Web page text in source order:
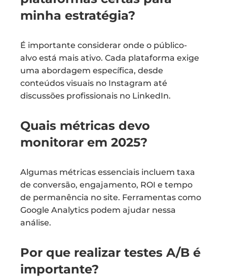
minha estratégia?
É importante considerar onde o público-
alvo está mais ativo. Cada plataforma exige
uma abordagem específica, desde
conteúdos visuais no Instagram até
discussões profissionais no LinkedIn.
Quais métricas devo
monitorar em 2025?
Algumas métricas essenciais incluem taxa
de conversão, engajamento, ROI e tempo
de permanência no site. Ferramentas como
Google Analytics podem ajudar nessa
análise.
Por que realizar testes A/B é
importante?